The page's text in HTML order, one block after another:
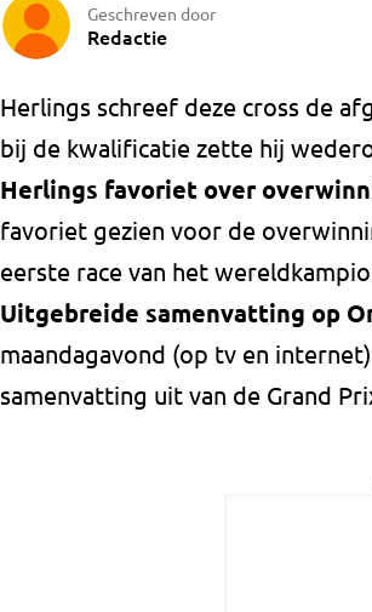
Geschreven door
Redactie
Herlings schreef deze cross de
bij de kwalificatie zette hij
Herlings favoriet over
favoriet gezien voor de
eerste race van het
Uitgebreide samenvatting op
maandagavond (op tv en
samenvatting uit van de Grand